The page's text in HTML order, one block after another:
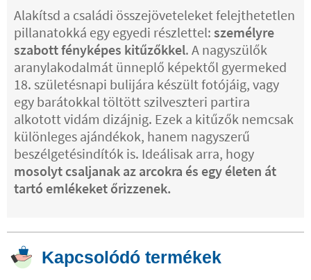
Alakítsd a családi összejöveteleket felejthetetlen
pillanatokká egy egyedi részlettel: személyre
szabott fényképes kitűzőkkel. A nagyszülők
aranylakodalmát ünneplő képektől gyermeked
18. születésnapi bulijára készült fotójáig, vagy
egy barátokkal töltött szilveszteri partira
alkotott vidám dizájnig. Ezek a kitűzők nemcsak
különleges ajándékok, hanem nagyszerű
beszélgetésindítók is. Ideálisak arra, hogy
mosolyt csaljanak az arcokra és egy életen át
tartó emlékeket őrizzenek.
Kapcsolódó termékek